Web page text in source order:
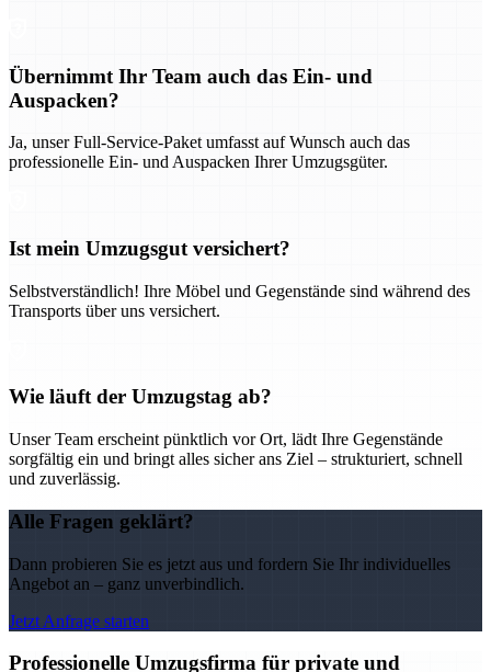
Übernimmt Ihr Team auch das Ein- und
Auspacken?
Ja, unser Full-Service-Paket umfasst auf Wunsch auch das
professionelle Ein- und Auspacken Ihrer Umzugsgüter.
Ist mein Umzugsgut versichert?
Selbstverständlich! Ihre Möbel und Gegenstände sind während des
Transports über uns versichert.
Wie läuft der Umzugstag ab?
Unser Team erscheint pünktlich vor Ort, lädt Ihre Gegenstände
sorgfältig ein und bringt alles sicher ans Ziel – strukturiert, schnell
und zuverlässig.
Alle Fragen geklärt?
Dann probieren Sie es jetzt aus und fordern Sie Ihr individuelles
Angebot an – ganz unverbindlich.
Jetzt Anfrage starten
Professionelle Umzugsfirma für private und